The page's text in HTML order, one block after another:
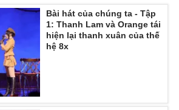
Bài hát của chúng ta - Tập
1: Thanh Lam và Orange tái
hiện lại thanh xuân của thế
hệ 8x